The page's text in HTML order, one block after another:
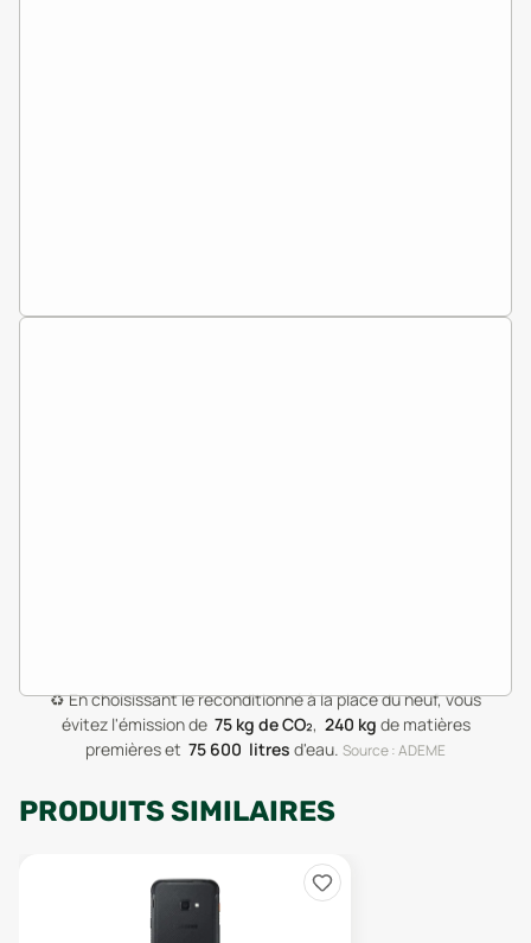
♻️En choisissant le reconditionné à la place du neuf, vous
évitez l'émission de 75 kg de CO₂, 240 kg de matières
premièreset 75 600 litres d'eau. Source : ADEME
PRODUITS SIMILAIRES